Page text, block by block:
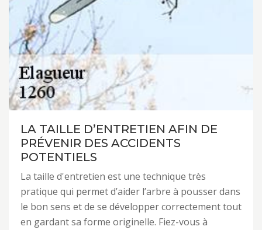
LA TAILLE D’ENTRETIEN AFIN DE
PRÉVENIR DES ACCIDENTS
POTENTIELS
La taille d'entretien est une technique très
pratique qui permet d’aider l’arbre à pousser dans
le bon sens et de se développer correctement tout
en gardant sa forme originelle. Fiez-vous à